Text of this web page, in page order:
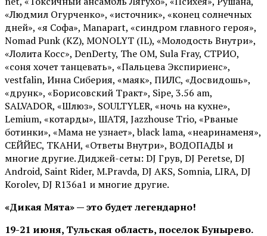
«Людмил Огурченко», «источник», «конец солнечных
дней», «я Софа», Manapart, «синдром главного героя»,
Nomad Punk (KZ), MONOLYT (IL), «Молодость Внутри»,
«Лолита Косс», DenDerty, The OM, Sula Fray, СТРИО,
«соня хочет танцевать», «Пальцева Экспириенс»,
vestfalin, Инна Сиберия, «маяк», ПИЛС, «Досвидошь»,
«друнк», «Борисовский Тракт», Sipe, 3.56 am,
SALVADOR, «Шлюз», SOULTYLER, «ночь на кухне»,
Lemium, «котарды», ШАТЯ, Jazzhouse Trio, «Рваные
ботинки», «Мама не узнает», black lama, «неаринаменя»,
СЕЙЙЕС, ТКАНИ, «Ответы Внутри», ВОДОПАДЫ и
многие другие. Диджей-сеты: DJ Грув, DJ Peretse, DJ
Android, Saint Rider, М.Pravda, DJ AKS, Somnia, LIRA, DJ
Korolev, DJ R136a1 и многие другие.
«Дикая Мята» — это будет легендарно!
19-21 июня, Тульская область, поселок Бунырево.